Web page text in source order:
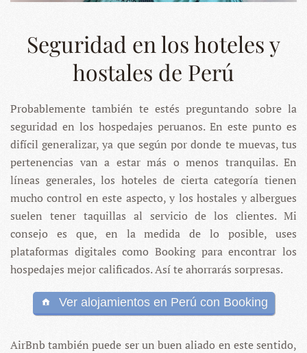
Seguridad en los hoteles y
hostales de Perú
Probablemente también te estés preguntando sobre la
seguridad en los hospedajes peruanos. En este punto es
difícil generalizar, ya que según por donde te muevas, tus
pertenencias van a estar más o menos tranquilas. En
líneas generales, los hoteles de cierta categoría tienen
mucho control en este aspecto, y los hostales y albergues
suelen tener taquillas al servicio de los clientes. Mi
consejo es que, en la medida de lo posible, uses
plataformas digitales como Booking para encontrar los
hospedajes mejor calificados. Así te ahorrarás sorpresas.
Ver alojamientos en Perú con Booking
AirBnb también puede ser un buen aliado en este sentido,